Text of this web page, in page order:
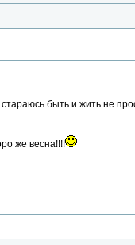
быть и жить не
же весна!!!!